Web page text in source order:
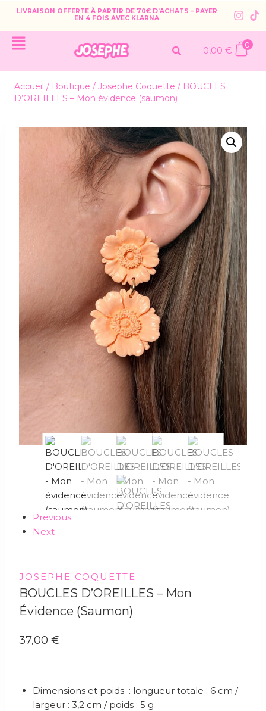
LIVRAISON OFFERTE À PARTIR DE 70€ D’ACHATS – PAYER
EN 4 FOIS AVEC KLARNA
0,00 € 0
Accueil / Boutique / Josephe Coquette / BOUCLES
D’OREILLES – Mon évidence (saumon)
Previous
Next
JOSEPHE COQUETTE
BOUCLES D’OREILLES – Mon
Évidence (saumon)
37,00 €
Dimensions et poids : longueur totale : 6 cm /
largeur : 3,2 cm / poids : 5 g